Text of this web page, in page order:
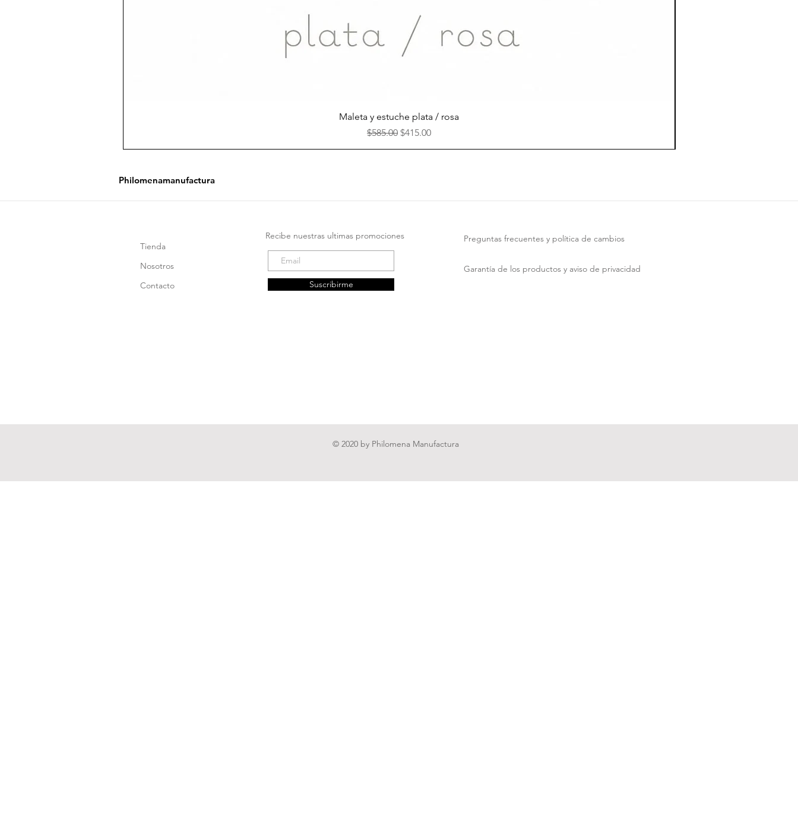
Vista rápida
Maleta y estuche plata / rosa
Precio
$585.00 Precio de oferta
$415.00
Philomenamanufactura
Preguntas frecuentes y política de cambios
Garantía de los productos y aviso de privacidad
Tienda
Nosotros
Contacto
Recibe nuestras ultimas promociones
Suscribirme
© 2020 by Philomena Manufactura